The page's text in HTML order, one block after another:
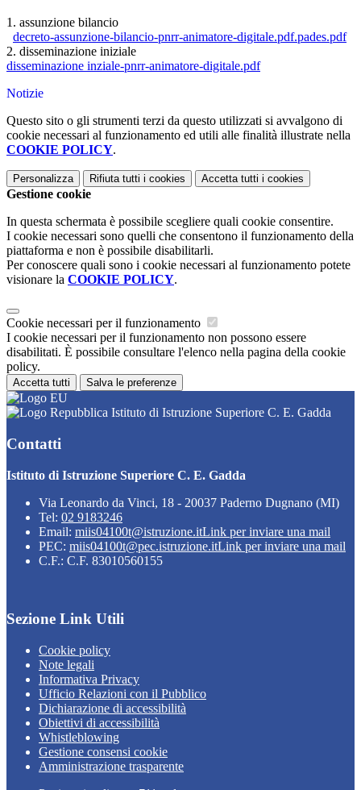
1. assunzione bilancio
decreto-assunzione-bilancio-pnrr-animatore-digitale.pdf.pades.pdf
2. disseminazione iniziale
disseminazione inziale-pnrr-animatore-digitale.pdf
Notizie
Questo sito o gli strumenti terzi da questo utilizzati si avvalgono di
cookie necessari al funzionamento ed utili alle finalità illustrate nella
COOKIE POLICY.
Personalizza Rifiuta tutti i cookies Accetta tutti i cookies
Gestione cookie
In questa schermata è possibile scegliere quali cookie consentire.
I cookie necessari sono quelli che consentono il funzionamento della
piattaforma e non è possibile disabilitarli.
Per conoscere quali sono i cookie necessari al funzionamento potete
visionare la COOKIE POLICY.
Cookie necessari per il funzionamento
I cookie necessari per il funzionamento non possono essere
disabilitati. È possibile consultare l'elenco nella pagina della cookie
policy.
Accetta tutti Salva le preferenze
Istituto di Istruzione Superiore C. E. Gadda
Contatti
Istituto di Istruzione Superiore C. E. Gadda
Via Leonardo da Vinci, 18 - 20037 Paderno Dugnano (MI)
Tel: 02 9183246
Email: miis04100t@istruzione.itLink per inviare una mail
PEC: miis04100t@pec.istruzione.itLink per inviare una mail
C.F.: C.F. 83010560155
Sezione Link Utili
Cookie policy
Note legali
Informativa Privacy
Ufficio Relazioni con il Pubblico
Dichiarazione di accessibilità
Obiettivi di accessibilità
Whistleblowing
Gestione consensi cookie
Amministrazione trasparente